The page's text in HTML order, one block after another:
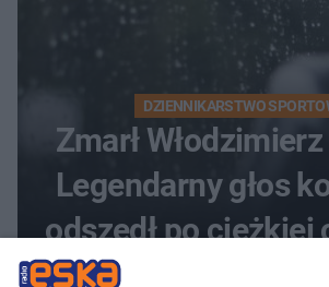
DZIENNIKARSTWO
Zmarł
Legendarny głos
odszedł po ciężkiej